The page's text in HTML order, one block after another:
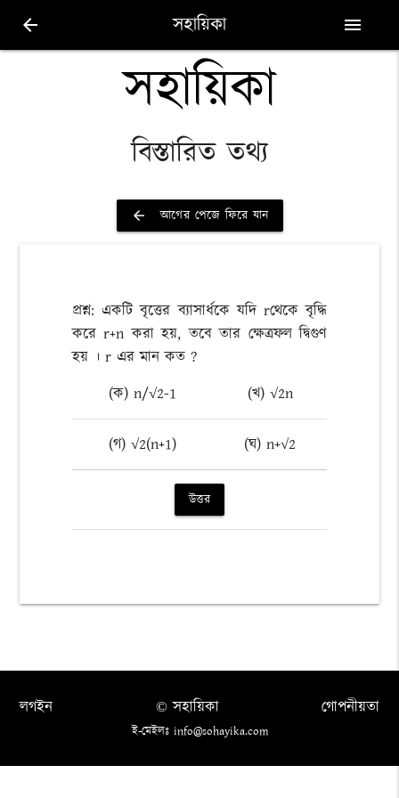
arrow_back সহায়িকা menu
সহায়িকা
বিস্তারিত তথ্য
arrow_back আগের পেজে ফিরে যান
প্রশ্ন: একটি বৃত্তের ব্যাসার্ধকে যদি rথেকে বৃদ্ধি
করে r+n করা হয়, তবে তার ক্ষেত্রফল দ্বিগুণ
হয় । r এর মান কত ?
(ক) n/√2-1
(খ) √2n
(গ) √2(n+1) (ঘ) n+√2
উত্তর
লগইন গোপনীয়তা
© সহায়িকা
ই-মেইলঃ info@sohayika.com